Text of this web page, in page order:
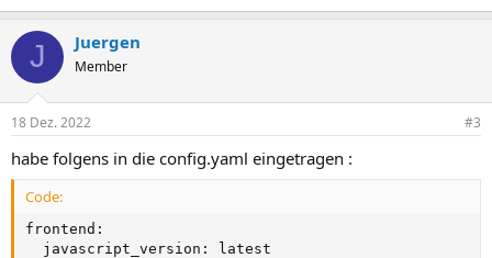
J Juergen
Member
18 Dez. 2022 #3
habe folgens in die config.yaml eingetragen :
Code:
frontend:
  javascript_version: latest